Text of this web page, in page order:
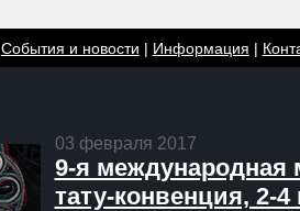
События и новости | Информация |
03 февраля 2017
9-я международная
тату-конвенция, 2-